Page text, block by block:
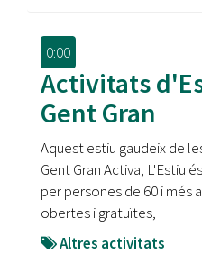
0:00
Activitats
Gent Gran
Aquest estiu gaudeix de
Gent Gran Activa, L'Estiu
per persones de 60 i més
obertes i gratuïtes,
Altres activitats